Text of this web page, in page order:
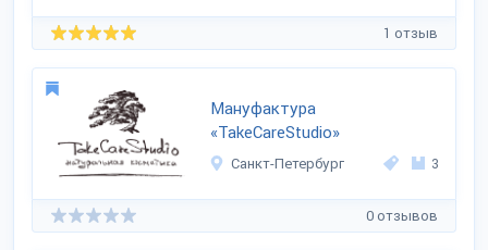
1 отзыв
Мануфактура
«TakeCareStudio»
Санкт-Петербург 3
0 отзывов